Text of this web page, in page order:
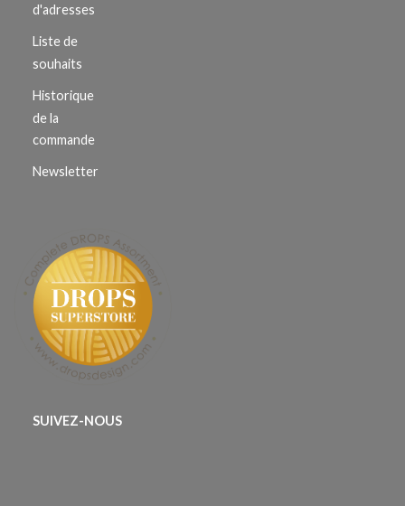
d'adresses
Liste de
souhaits
Historique
de la
commande
Newsletter
SUIVEZ-NOUS